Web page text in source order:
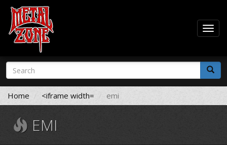
Skip
main
content
Search
form
Search
Home <iframe width= emi
EMI